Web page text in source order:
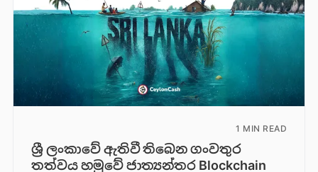
1 MIN READ
ශ්‍රී ලංකාවේ ඇතිවී තිබෙන ගංවතුර
තත්වය හමුවේ ජාත්‍යන්තර Blockchain